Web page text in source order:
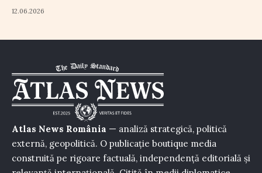
12.06.2026
Atlas News România — analiză strategică, politică
externă, geopolitică. O publicație boutique media
construită pe rigoare factuală, independență editorială și